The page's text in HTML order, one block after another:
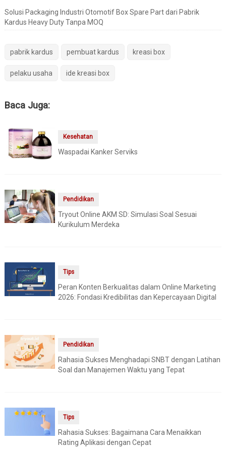
Solusi Packaging Industri Otomotif Box Spare Part dari Pabrik
Kardus Heavy Duty Tanpa MOQ
pabrik kardus pembuat kardus kreasi box
pelaku usaha ide kreasi box
Baca Juga:
Kesehatan
Waspadai Kanker Serviks
Pendidikan
Tryout Online AKM SD: Simulasi Soal Sesuai
Kurikulum Merdeka
Tips
Peran Konten Berkualitas dalam Online Marketing
2026: Fondasi Kredibilitas dan Kepercayaan Digital
Pendidikan
Rahasia Sukses Menghadapi SNBT dengan Latihan
Soal dan Manajemen Waktu yang Tepat
Tips
Rahasia Sukses: Bagaimana Cara Menaikkan
Rating Aplikasi dengan Cepat